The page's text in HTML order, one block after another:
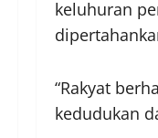
keluhuran
“Rakyat
kedudukan